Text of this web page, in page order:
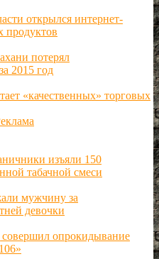
открылся интернет-
продуктов
потерял
2015 год
«качественных» торговых
изъяли 150
табачной смеси
мужчину за
девочки
опрокидывание